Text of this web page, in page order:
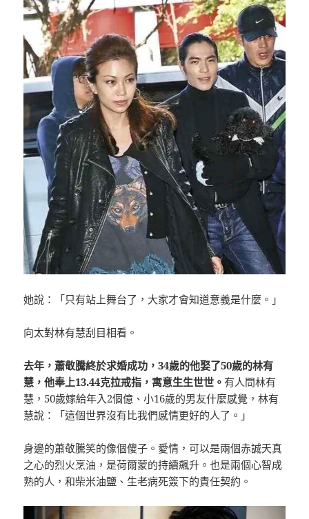
她說：「只有站上舞台了，大家才會知道意義是什麼。」
向太對林有慧刮目相看。
去年，蕭敬騰終於求婚成功，34歲的他娶了50歲的林有
慧，他奉上13.44克拉戒指，寓意生生世世。有人問林有
慧，50歲嫁給年入2個億、小16歲的男友什麼感覺，林有
慧說：「這個世界沒有比我們感情更好的人了。」
身邊的蕭敬騰笑的像個傻子。愛情，可以是兩個赤誠天真
之心的烈火烹油，是荷爾蒙的持續飆升。也是兩個心智成
熟的人，和柴米油鹽、生老病死簽下的責任契約。